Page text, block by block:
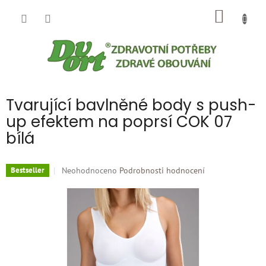
Tvarující bavlněné body s push-
up efektem na poprsí COK 07
bílá
Bestseller
Průměrné
hvězdiček.
Neohodnoceno Podrobnosti hodnocení